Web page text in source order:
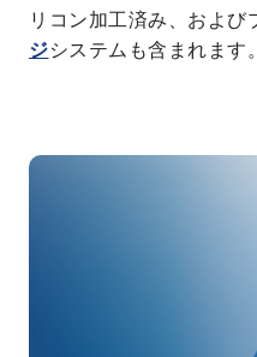
リコン加工済み、および
ジシステムも含まれます。